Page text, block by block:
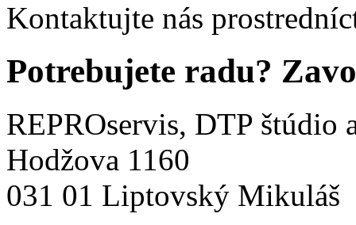
Kontaktujte nás
Potrebujete radu?
REPROservis, DTP štúdio
Hodžova 1160
031 01 Liptovský Mikuláš